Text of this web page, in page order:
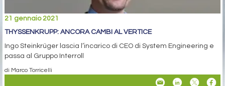
21 gennaio 2021
THYSSENKRUPP: ANCORA CAMBI AL VERTICE
Ingo Steinkrüger lascia l’incarico di CEO di System Engineering e
passa al Gruppo Interroll
di Marco Torricelli